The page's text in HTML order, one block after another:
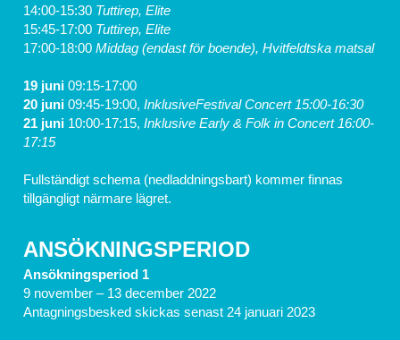
14:00-15:30 Tuttirep, Elite
15:45-17:00 Tuttirep, Elite
17:00-18:00 Middag (endast för boende), Hvitfeldtska matsal
19 juni
20 juni 09:45-19:00, InklusiveFestival Concert 15:00-16:30
21 juni 10:00-17:15, Inklusive Early & Folk in Concert 16:00-
17:15
Fullständigt schema (nedladdningsbart) kommer finnas
tillgängligt närmare lägret.
ANSÖKNINGSPERIOD
Ansökningsperiod 1
9 november – 13 december 2022
Antagningsbesked skickas senast 24 januari 2023